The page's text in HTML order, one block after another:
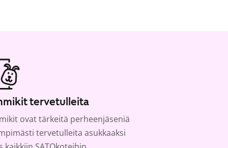
tervetulleita
ovat tärkeitä perheenjäseniä
tervetulleita asukkaaksi